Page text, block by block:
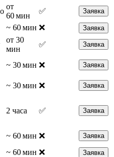
от
60 мин
✅ Заявка
~ 60 мин ❌ Заявка
от 30
мин
✅ Заявка
~ 30 мин ❌ Заявка
~ 30 мин ❌ Заявка
2 часа ✅ Заявка
~ 60 мин ❌ Заявка
~ 60 мин ❌ Заявка